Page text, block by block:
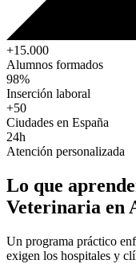
+15.000
Alumnos formados
98%
Inserción laboral
+50
Ciudades en España
24h
Atención personalizada
Lo que
Veterinaria en
Un programa práctico
exigen los hospitales y